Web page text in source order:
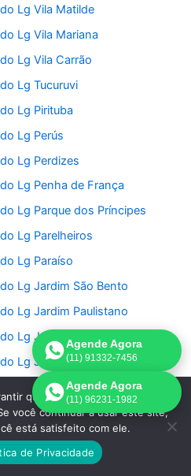
Lg Vila Matilde
Lg Vila Mariana
Lg Vila Carrão
Lg Tucuruvi
Lg Pirituba
Lg Perús
Lg Perdizes
Lg Penha de França
Lg Parque dos Príncipes
Lg Parelheiros
Lg Paraíso
Lg Jardim São Bento
Lg Jardim Paulistano
Lg Jardim Paulista
Lg Jardim Morumbi
Lg Jardim Fonte do Morumbi
Lg Jardim Europa
Lg Jardim das Perdizes
Lg Jardim das Acacias
Agende Agora
(11) 91332-7456
Agende Agora
(11) 96231-1982
que oferecemos a melhor
você continuar a usar este site,
está satisfeito com ele.
de Privacidade